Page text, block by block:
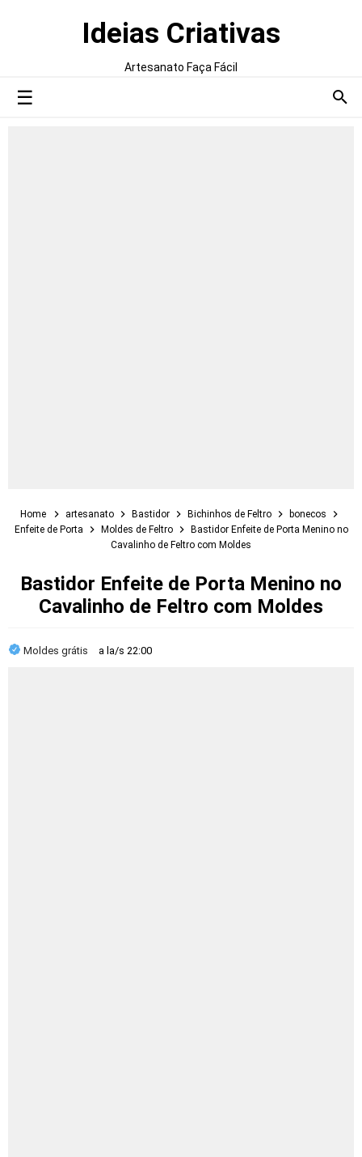
Ideias Criativas
Artesanato Faça Fácil
Home artesanato Bastidor Bichinhos de Feltro
bonecos
Enfeite de Porta
Moldes de Feltro
Bastidor Enfeite de Porta Menino no
Cavalinho de Feltro com Moldes
Bastidor Enfeite de Porta Menino no
Cavalinho de Feltro com Moldes
Moldes grátis a la/s 22:00